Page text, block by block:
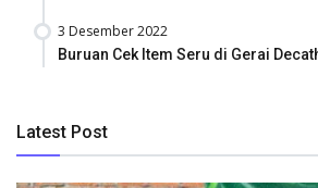
3 Desember 2022
Buruan Cek Item Seru di Gerai
Latest Post